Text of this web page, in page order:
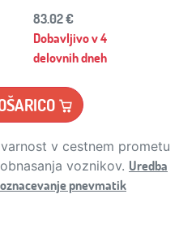
83.02 €
Dobavljivo v 4
delovnih dneh
v cestnem prometu
voznikov. Uredba
pnevmatik